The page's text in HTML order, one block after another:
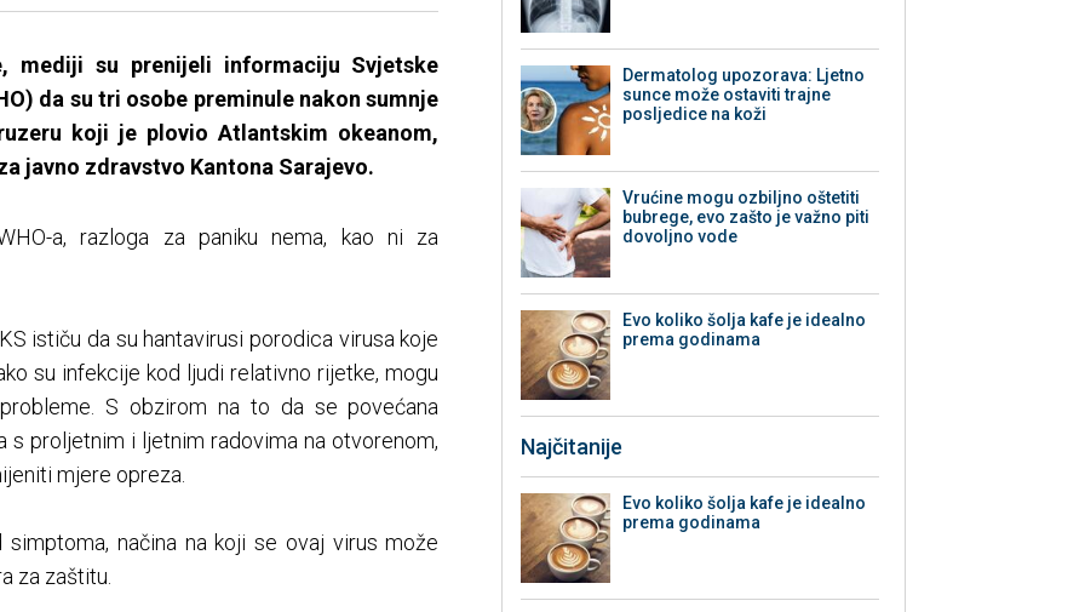
mediji su prenijeli informaciju Svjetske
da su tri osobe preminule nakon sumnje
koji je plovio Atlantskim okeanom,
javno zdravstvo Kantona Sarajevo.
a, razloga za paniku nema, kao ni za
ističu da su hantavirusi porodica virusa koje
su infekcije kod ljudi relativno rijetke, mogu
S obzirom na to da se povećana
s proljetnim i ljetnim radovima na otvorenom,
mjere opreza.
načina na koji se ovaj virus može
za zaštitu.
Dermatolog upozorava: Ljetno
sunce može ostaviti trajne
posljedice na koži
Vrućine mogu ozbiljno oštetiti
bubrege, evo zašto je važno piti
dovoljno vode
Evo koliko šolja kafe je idealno
prema godinama
Najčitanije
Evo koliko šolja kafe je idealno
prema godinama